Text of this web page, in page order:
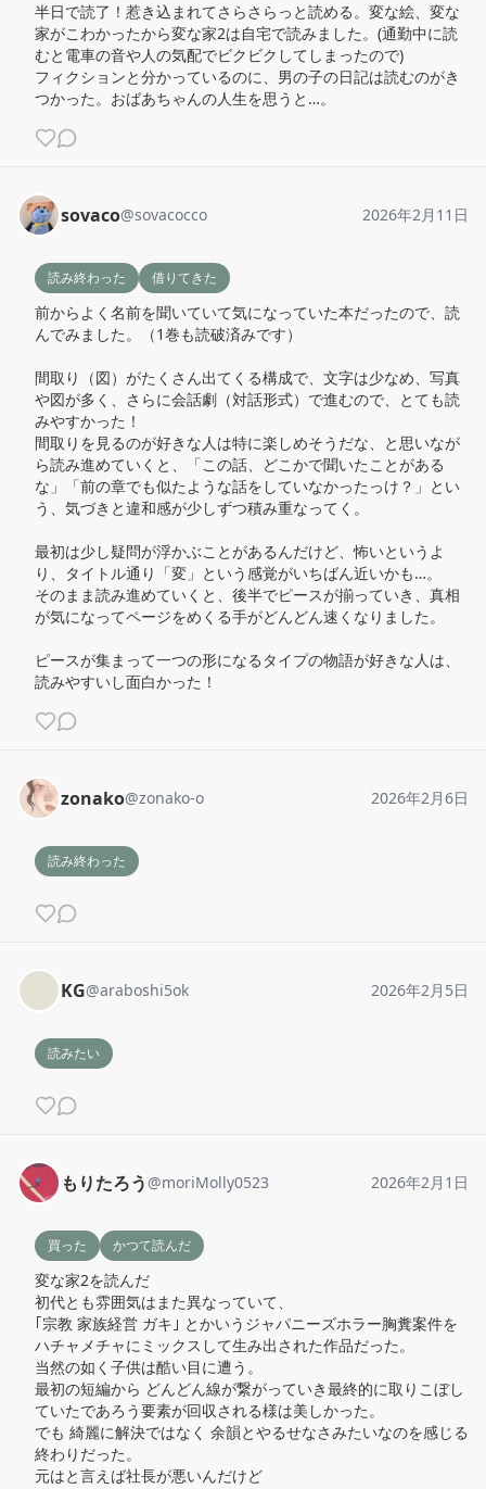
半日で読了！惹き込まれてさらさらっと読める。変な絵、変な
家がこわかったから変な家2は自宅で読みました。(通勤中に読
むと電車の音や人の気配でビクビクしてしまったので)
フィクションと分かっているのに、男の子の日記は読むのがき
つかった。おばあちゃんの人生を思うと…。
sovaco@sovacocco 2026年2月11日
読み終わった 借りてきた
前からよく名前を聞いていて気になっていた本だったので、読
んでみました。（1巻も読破済みです）
間取り（図）がたくさん出てくる構成で、文字は少なめ、写真
や図が多く、さらに会話劇（対話形式）で進むので、とても読
みやすかった！
間取りを見るのが好きな人は特に楽しめそうだな、と思いなが
ら読み進めていくと、「この話、どこかで聞いたことがある
な」「前の章でも似たような話をしていなかったっけ？」とい
う、気づきと違和感が少しずつ積み重なってく。
最初は少し疑問が浮かぶことがあるんだけど、怖いというよ
り、タイトル通り「変」という感覚がいちばん近いかも…。
そのまま読み進めていくと、後半でピースが揃っていき、真相
が気になってページをめくる手がどんどん速くなりました。
ピースが集まって一つの形になるタイプの物語が好きな人は、
読みやすいし面白かった！
zonako@zonako-o 2026年2月6日
読み終わった
KG@araboshi5ok 2026年2月5日
読みたい
もりたろう @moriMolly0523 2026年2月1日
買った かつて読んだ
変な家2を読んだ
初代とも雰囲気はまた異なっていて、
｢宗教 家族経営 ガキ｣ とかいうジャパニーズホラー胸糞案件を
ハチャメチャにミックスして生み出された作品だった。
当然の如く子供は酷い目に遭う。
最初の短編から どんどん線が繋がっていき最終的に取りこぼし
ていたであろう要素が回収される様は美しかった。
でも 綺麗に解決ではなく 余韻とやるせなさみたいなのを感じる
終わりだった。
元はと言えば社長が悪いんだけど